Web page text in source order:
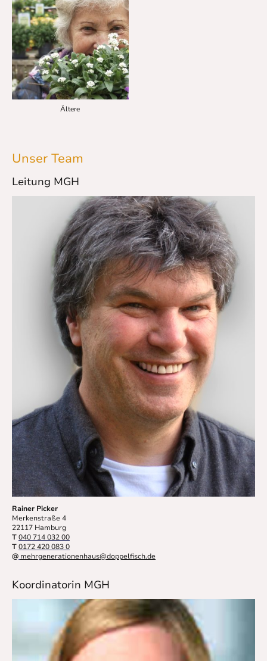
Ältere
Unser Team
Leitung MGH
Rainer Picker
Merkenstraße 4
22117 Hamburg
T040 714 032 00
T0172 420 083 0
@ mehrgenerationenhaus@doppelfisch.de
Koordinatorin MGH